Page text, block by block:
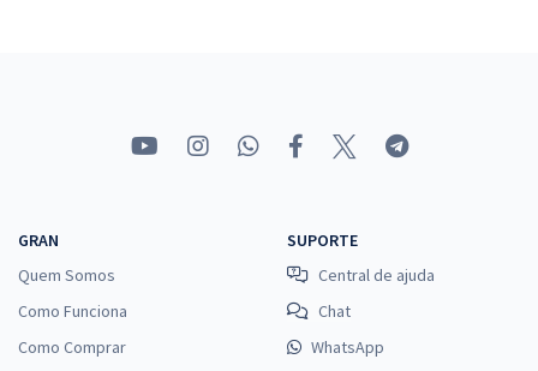
Grosso - Área: Administração (Pós-edital)
à vista
R$28,66
Economize R$ 85,98 (-20%)
GRAN
Quem Somos
Como Funciona
Como Comprar
SUPORTE
Central de ajuda
Chat
WhatsApp